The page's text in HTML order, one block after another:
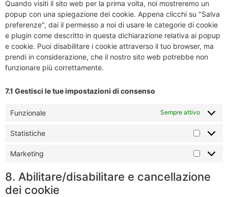
Quando visiti il sito web per la prima volta, noi mostreremo un
popup con una spiegazione dei cookie. Appena clicchi su "Salva
preferenze", dai il permesso a noi di usare le categorie di cookie
e plugin come descritto in questa dichiarazione relativa ai popup
e cookie. Puoi disabilitare i cookie attraverso il tuo browser, ma
prendi in considerazione, che il nostro sito web potrebbe non
funzionare più correttamente.
7.1 Gestisci le tue impostazioni di consenso
Funzionale Sempre attivo
Statistiche
Marketing
8. Abilitare/disabilitare e cancellazione
dei cookie